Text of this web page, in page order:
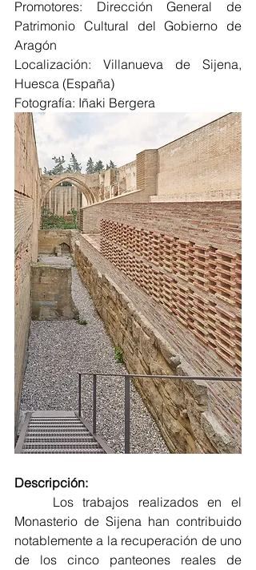
Promotores: Dirección General de
Patrimonio Cultural del Gobierno de
Aragón
Localización: Villanueva de Sijena,
Huesca (España)
Fotografía: Iñaki Bergera
Descripción:
Monasterio de Sijena han contribuido
notablemente a la recuperación de uno
de los cinco panteones reales de